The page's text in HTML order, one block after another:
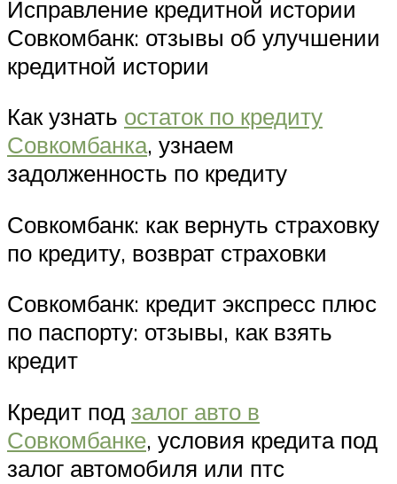
Исправление кредитной истории
Совкомбанк: отзывы об улучшении
кредитной истории
Как узнать остаток по кредиту
Совкомбанка, узнаем
задолженность по кредиту
Совкомбанк: как вернуть страховку
по кредиту, возврат страховки
Совкомбанк: кредит экспресс плюс
по паспорту: отзывы, как взять
кредит
Кредит под залог авто в
Совкомбанке, условия кредита под
залог автомобиля или птс